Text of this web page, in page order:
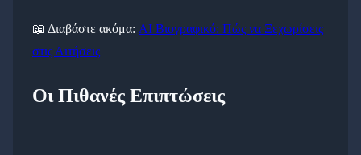
📖 Διαβάστε ακόμα: AI Βιογραφικό: Πώς να Ξεχωρίσεις
στις Αιτήσεις
Οι Πιθανές Επιπτώσεις